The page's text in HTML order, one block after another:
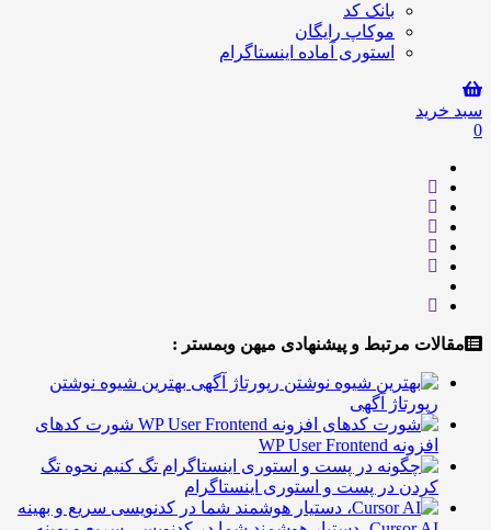
بانک کد
موکاپ رایگان
استوری آماده اینستاگرام
مرتبط و پیشنهادی میهن وبمستر :
بهترین شیوه نوشتن
آگهی
شورت کدهای
نحوه تگ
در پست و استوری اینستاگرام